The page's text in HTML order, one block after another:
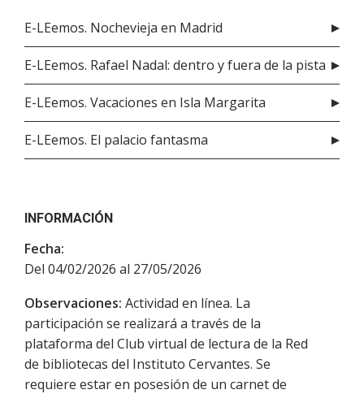
E-LEemos. Nochevieja en Madrid
E-LEemos. Rafael Nadal: dentro y fuera de la pista
E-LEemos. Vacaciones en Isla Margarita
E-LEemos. El palacio fantasma
INFORMACIÓN
Fecha:
Del 04/02/2026 al 27/05/2026
Observaciones: Actividad en línea. La
participación se realizará a través de la
plataforma del Club virtual de lectura de la Red
de bibliotecas del Instituto Cervantes. Se
requiere estar en posesión de un carnet de